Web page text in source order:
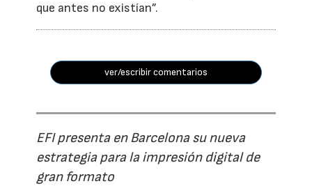
que antes no existían”.
ver/escribir comentarios
EFI presenta en Barcelona su nueva
estrategia para la impresión digital de
gran formato